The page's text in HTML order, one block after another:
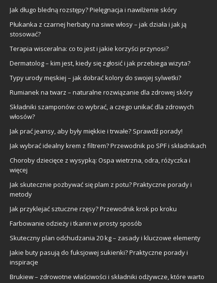
Jak długo bledną rozstępy? Pielęgnacja i nawilżenie skóry
Płukanka z czarnej herbaty na siwe włosy – jak działa i jak ją
stosować?
Terapia wisceralna: co to jest i jakie korzyści przynosi?
Dermatolog – kim jest, kiedy się zgłosić i jak przebiega wizyta?
Typy urody męskiej – jak dobrać kolory do swojej sylwetki?
Rumianek na twarz – naturalne rozwiązanie dla zdrowej skóry
Składniki szamponów: co wybrać, a czego unikać dla zdrowych
włosów?
Jak prać jeansy, aby były miękkie i trwałe? Sprawdź porady!
Jak wybrać idealny krem z filtrem? Przewodnik po SPF i składnikach
Choroby dziecięce z wysypką: Ospa wietrzna, odra, różyczka i
więcej
Jak skutecznie pozbywać się plam z potu? Praktyczne porady i
metody
Jak przyklejać sztuczne rzęsy? Przewodnik krok po kroku
Farbowanie odzieży i tkanin w prosty sposób
Skuteczny plan odchudzania 20 kg – zasady i kluczowe elementy
Jakie buty pasują do fuksjowej sukienki? Praktyczne porady i
inspiracje
Brukiew – zdrowotne właściwości i składniki odżywcze, które warto